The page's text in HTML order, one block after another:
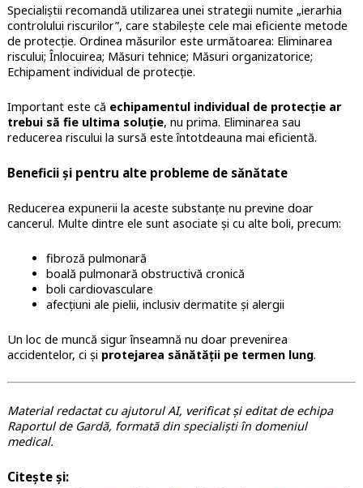
Specialiștii recomandă utilizarea unei strategii numite „ierarhia
controlului riscurilor”, care stabilește cele mai eficiente metode
de protecție. Ordinea măsurilor este următoarea: Eliminarea
riscului; Înlocuirea; Măsuri tehnice; Măsuri organizatorice;
Echipament individual de protecție.
Important este că echipamentul individual de protecție ar
trebui să fie ultima soluție, nu prima. Eliminarea sau
reducerea riscului la sursă este întotdeauna mai eficientă.
Beneficii și pentru alte probleme de sănătate
Reducerea expunerii la aceste substanțe nu previne doar
cancerul. Multe dintre ele sunt asociate și cu alte boli, precum:
fibroză pulmonară
boală pulmonară obstructivă cronică
boli cardiovasculare
afecțiuni ale pielii, inclusiv dermatite și alergii
Un loc de muncă sigur înseamnă nu doar prevenirea
accidentelor, ci și protejarea sănătății pe termen lung.
Material redactat cu ajutorul AI, verificat și editat de echipa
Raportul de Gardă, formată din specialiști în domeniul
medical.
Citește și: